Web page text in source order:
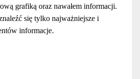
grafiką oraz nawałem informacji.
się tylko najważniejsze i
informacje.